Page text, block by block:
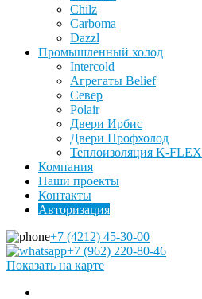
Chilz
Carboma
Dazzl
Промышленный холод
Intercold
Агрегаты Belief
Север
Polair
Двери Ирбис
Двери Профхолод
Теплоизоляция K-FLEX
Компания
Наши проекты
Контакты
Авторизация
+7 (4212) 45-30-00
+7 (962) 220-80-46
Показать на карте